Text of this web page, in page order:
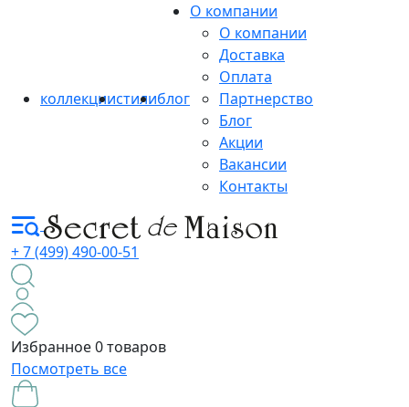
коллекциистилиблог
О компании
О компании
Доставка
Оплата
Партнерство
Блог
Акции
Вакансии
Контакты
+ 7 (499) 490-00-51
Избранное0 товаров
Посмотреть все